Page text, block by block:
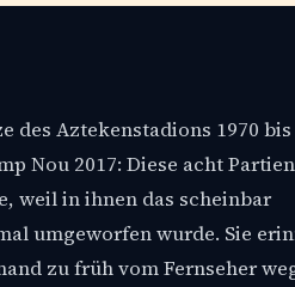
des Aztekenstadions 1970
Nou 2017: Diese acht
weil in ihnen das scheinbar
umgeworfen wurde. Sie
zu früh vom Fernseher